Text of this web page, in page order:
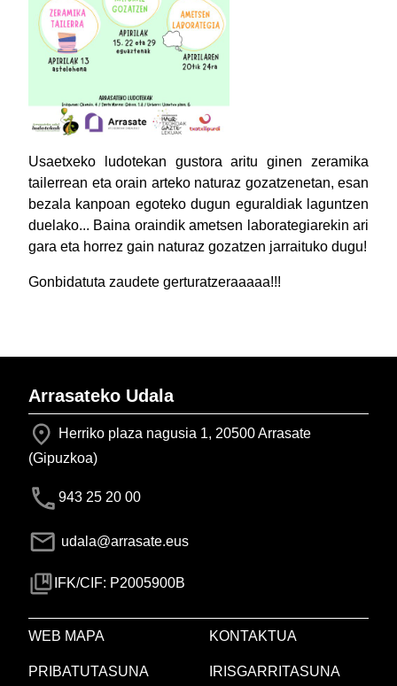
Usaetxeko ludotekan gustora aritu ginen zeramika
tailerrean eta orain arteko naturaz gozatzenetan, esan
bezala kanpoan egoteko dugun eguraldiak laguntzen
duelako... Baina oraindik ametsen laborategiarekin ari
gara eta horrez gain naturaz gozatzen jarraituko dugu!
Gonbidatuta zaudete gerturatzeraaaaa!!!
Arrasateko Udala
Herriko plaza nagusia 1, 20500 Arrasate
(Gipuzkoa)
943 25 20 00
udala@arrasate.eus
IFK/CIF: P2005900B
WEB MAPA KONTAKTUA
PRIBATUTASUNA IRISGARRITASUNA